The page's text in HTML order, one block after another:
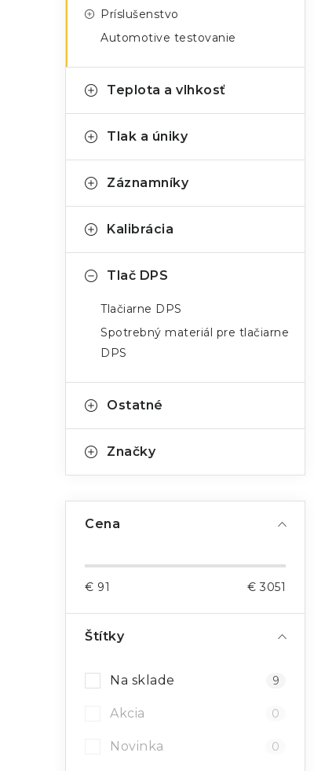
Príslušenstvo
Automotive testovanie
Teplota a vlhkosť
Tlak a úniky
Záznamníky
Kalibrácia
Tlač DPS
Tlačiarne DPS
Spotrebný materiál pre tlačiarne
DPS
Ostatné
Značky
Cena
€ 91 €3051
Štítky
Na sklade 9
Akcia 0
Novinka 0